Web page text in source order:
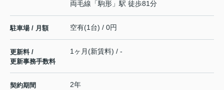
両毛線 「駒形 」駅 徒歩81分
駐車場 / 月額 空有(1台) / 0円
更新料 /
更新事務手数料
1ヶ月(新賃料) / -
契約期間 2年